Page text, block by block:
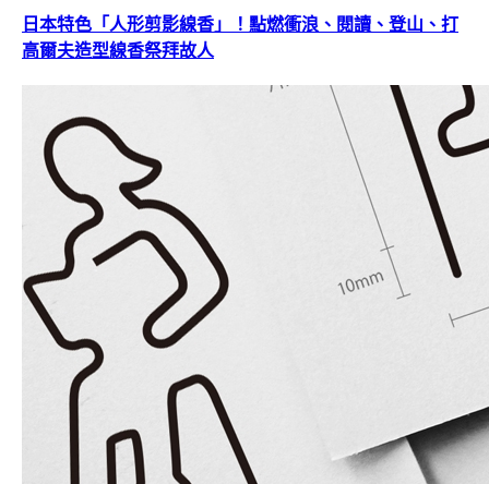
日本特色「人形剪影線香」！點燃衝浪、閱讀、登山、打
高爾夫造型線香祭拜故人